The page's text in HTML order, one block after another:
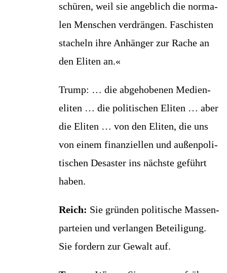
schü­ren, weil sie angeb­lich die nor­ma­
len Men­schen ver­drän­gen. Faschis­ten
sta­cheln ihre Anhän­ger zur Rache an
den Eli­ten an.«
Trump: … die abge­ho­be­nen Medi­en­
eli­ten … die poli­ti­schen Eli­ten … aber
die Eli­ten … von den Eli­ten, die uns
von einem finan­zi­el­len und außen­po­li­
ti­schen Desas­ter ins nächs­te geführt
haben.
Reich: Sie grün­den poli­ti­sche Mas­sen­
par­tei­en und ver­lan­gen Betei­li­gung.
Sie for­dern zur Gewalt auf.